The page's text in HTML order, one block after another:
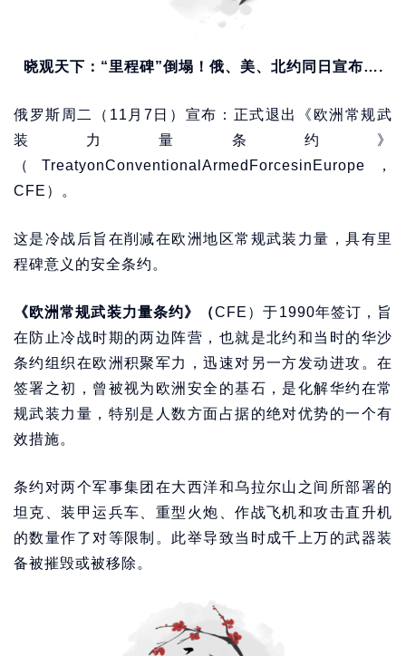
晓观天下：“里程碑”倒塌！俄、美、北约同日宣布….
俄罗斯周二（11月7日）宣布：正式退出《欧洲常规武
装力量条约》
（TreatyonConventionalArmedForcesinEurope，
CFE）。
这是冷战后旨在削减在欧洲地区常规武装力量，具有里
程碑意义的安全条约。
《欧洲常规武装力量条约》（CFE）于1990年签订，旨
在防止冷战时期的两边阵营，也就是北约和当时的华沙
条约组织在欧洲积聚军力，迅速对另一方发动进攻。在
签署之初，曾被视为欧洲安全的基石，是化解华约在常
规武装力量，特别是人数方面占据的绝对优势的一个有
效措施。
条约对两个军事集团在大西洋和乌拉尔山之间所部署的
坦克、装甲运兵车、重型火炮、作战飞机和攻击直升机
的数量作了对等限制。此举导致当时成千上万的武器装
备被摧毁或被移除。